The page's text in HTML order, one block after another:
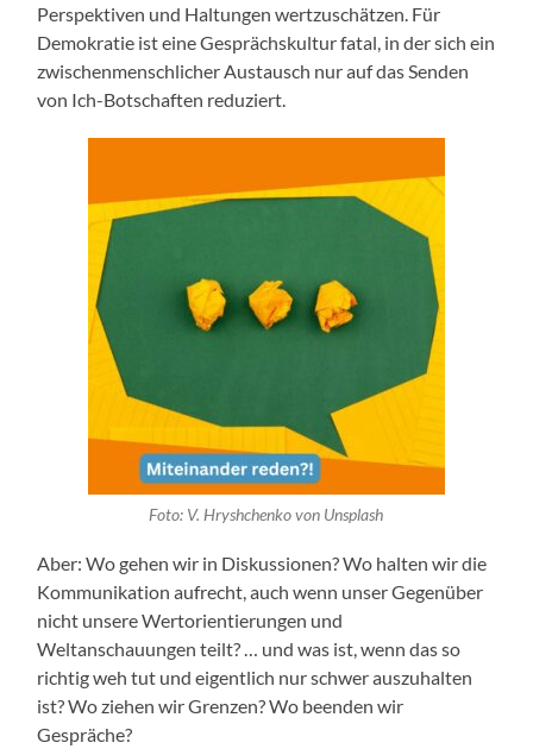
Perspektiven und Haltungen wertzuschätzen. Für
Demokratie ist eine Gesprächskultur fatal, in der sich ein
zwischenmenschlicher Austausch nur auf das Senden
von Ich-Botschaften reduziert.
Foto: V. Hryshchenko von Unsplash
Aber: Wo gehen wir in Diskussionen? Wo halten wir die
Kommunikation aufrecht, auch wenn unser Gegenüber
nicht unsere Wertorientierungen und
Weltanschauungen teilt? … und was ist, wenn das so
richtig weh tut und eigentlich nur schwer auszuhalten
ist? Wo ziehen wir Grenzen? Wo beenden wir
Gespräche?